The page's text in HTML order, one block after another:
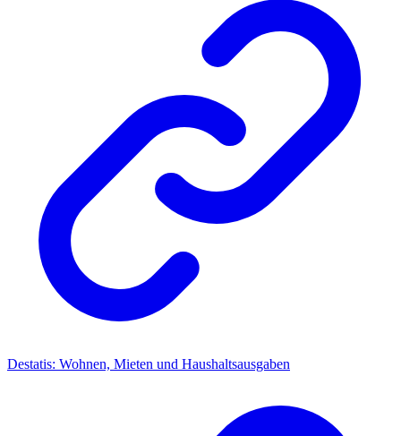
Destatis: Wohnen, Mieten und Haushaltsausgaben